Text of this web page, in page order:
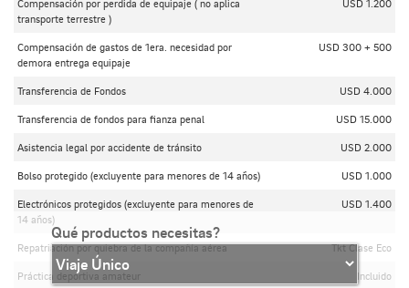
Compensación por perdida de equipaje ( no aplica
transporte terrestre )
USD 1.200
Compensación de gastos de 1era. necesidad por
demora entrega equipaje
USD 300 + 500
Transferencia de Fondos USD 4.000
Transferencia de fondos para fianza penal USD 15.000
Asistencia legal por accidente de tránsito USD 2.000
Bolso protegido (excluyente para menores de 14 años) USD 1.000
Electrónicos protegidos (excluyente para menores de
14 años)
USD 1.400
Repatriación por quiebra de la compañía aérea Tkt Clase Eco
Práctica deportiva amateur Incluido
Qué productos necesitas?